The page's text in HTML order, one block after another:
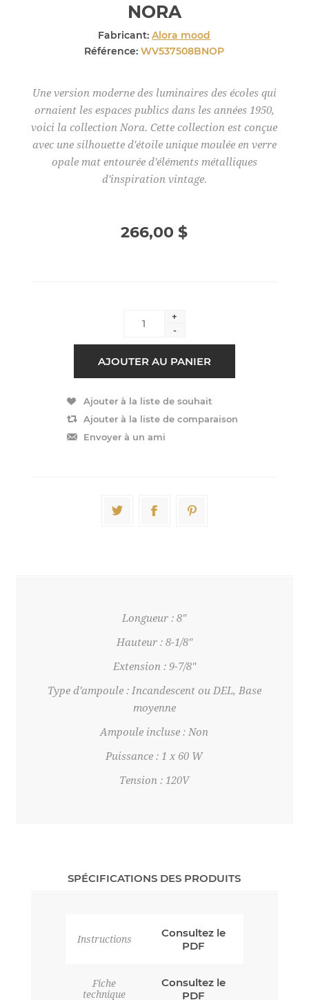
NORA
Fabricant: Alora mood
Référence: WV537508BNOP
Une version moderne des luminaires des écoles qui
ornaient les espaces publics dans les années 1950,
voici la collection Nora. Cette collection est conçue
avec une silhouette d'étoile unique moulée en verre
opale mat entourée d'éléments métalliques
d'inspiration vintage.
266,00 $
+
-
Longueur : 8"
Hauteur : 8-1/8"
Extension : 9-7/8"
Type d'ampoule : Incandescent ou DEL, Base
moyenne
Ampoule incluse : Non
Puissance : 1 x 60 W
Tension : 120V
SPÉCIFICATIONS DES PRODUITS
Instructions
Consultez le
PDF
Fiche
technique
Consultez le
PDF